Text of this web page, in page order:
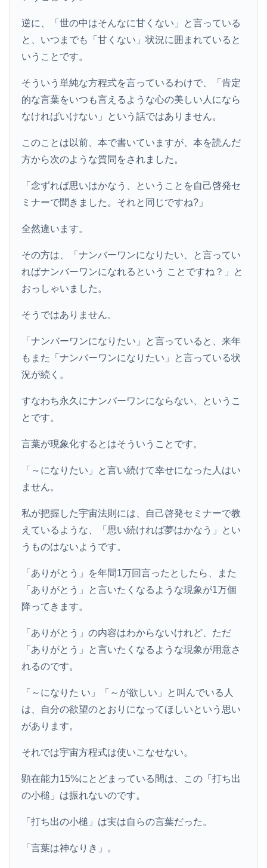
逆に、「世の中はそんなに甘くない」と言っている
と、いつまでも「甘くない」状況に囲まれていると
いうことです。
そういう単純な方程式を言っているわけで、「肯定
的な言葉をいつも言えるような心の美しい人になら
なければいけない」という話ではありません。
このことは以前、本で書いていますが、本を読んだ
方から次のような質問をされました。
「念ずれば思いはかなう、ということを自己啓発セ
ミナーで聞きました。それと同じですね?」
全然違います。
その方は、「ナンバーワンになりたい、と言ってい
ればナンバーワンになれるという ことですね？」と
おっしゃいました。
そうではありません。
「ナンバーワンになりたい」と言っていると、来年
もまた「ナンバーワンになりたい」と言っている状
況が続く。
すなわち永久にナンバーワンにならない、というこ
とです。
言葉が現象化するとはそういうことです。
「～になりたい」と言い続けて幸せになった人はい
ません。
私が把握した宇宙法則には、自己啓発セミナーで教
えているような、「思い続ければ夢はかなう」とい
うものはないようです。
「ありがとう」を年間1万回言ったとしたら、また
「ありがとう」と言いたくなるような現象が1万個
降ってきます。
「ありがとう」の内容はわからないけれど、ただ
「ありがとう」と言いたくなるような現象が用意さ
れるのです。
「～になりた い」「～が欲しい」と叫んでいる人
は、自分の欲望のとおりになってほしいという思い
があります。
それでは宇宙方程式は使いこなせない。
顕在能力15%にとどまっている間は、この「打ち出
の小槌」は振れないのです。
「打ち出の小槌」は実は自らの言葉だった。
「言葉は神なりき」。